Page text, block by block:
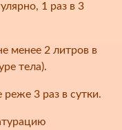
1 раз в 3
менее 2 литров в
тела).
реже 3 раз в сутки.